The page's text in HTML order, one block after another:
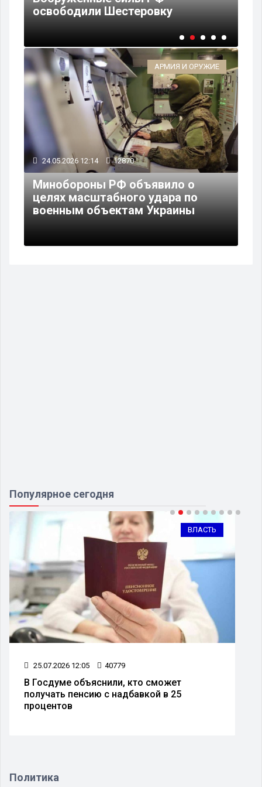
освободили Шестеровку
АРМИЯ И ОРУЖИЕ
24.05.2026 12:14 12870
Минобороны РФ объявило о
целях масштабного удара по
военным объектам Украины
Популярное сегодня
ВЛАСТЬ
25.07.2026 12:05 40779
В Госдуме объяснили, кто сможет
получать пенсию с надбавкой в 25
процентов
Политика